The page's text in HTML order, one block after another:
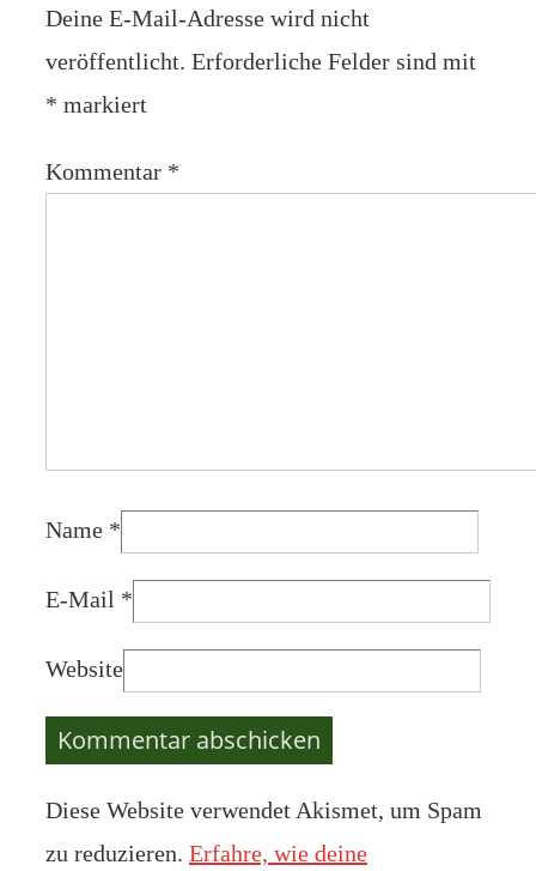
Deine E-Mail-Adresse wird nicht
veröffentlicht. Erforderliche Felder sind mit
* markiert
Kommentar *
Name *
E-Mail *
Website
Diese Website verwendet Akismet, um Spam
zu reduzieren. Erfahre, wie deine